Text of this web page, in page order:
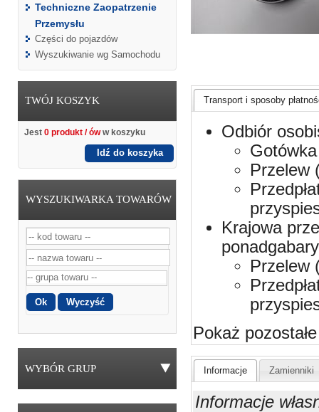
Techniczne Zaopatrzenie
Przemysłu
Części do pojazdów
Wyszukiwanie wg Samochodu
TWÓJ KOSZYK
Jest 0 produkt / óww koszyku
Idź do koszyka
WYSZUKIWARKA TOWARÓW
WYBÓR GRUP
Transport i sposoby
Odbiór
Przelew
Krajowa
Przelew
Pokaż pozostałe
Informacje Zamienniki
Informacje